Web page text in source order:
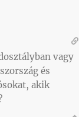
vagy
és
akik